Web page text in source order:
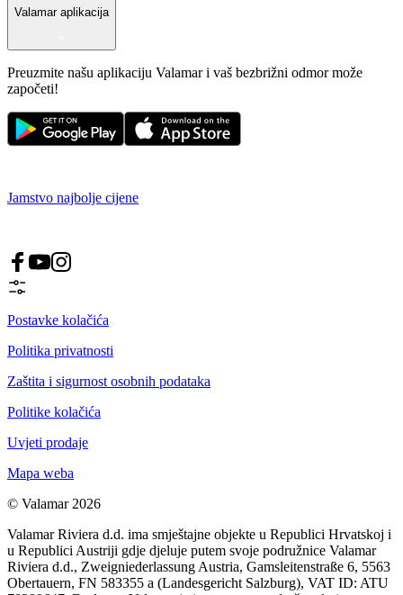
Valamar aplikacija
Preuzmite našu aplikaciju Valamar i vaš bezbrižni odmor može
započeti!
Jamstvo najbolje cijene
Postavke kolačića
Politika privatnosti
Zaštita i sigurnost osobnih podataka
Politike kolačića
Uvjeti prodaje
Mapa weba
© Valamar 2026
Valamar Riviera d.d. ima smještajne objekte u Republici Hrvatskoj i
u Republici Austriji gdje djeluje putem svoje podružnice Valamar
Riviera d.d., Zweigniederlassung Austria, Gamsleitenstraße 6, 5563
Obertauern, FN 583355 a (Landesgericht Salzburg), VAT ID: ATU